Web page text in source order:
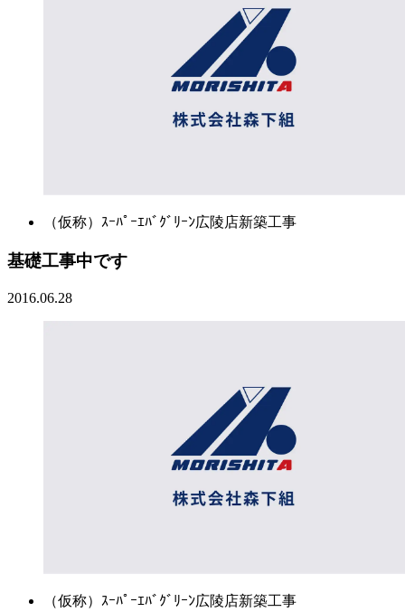
（仮称）ｽｰﾊﾟｰｴﾊﾞｸﾞﾘｰﾝ広陵店新築工事
基礎工事中です
2016.06.28
（仮称）ｽｰﾊﾟｰｴﾊﾞｸﾞﾘｰﾝ広陵店新築工事